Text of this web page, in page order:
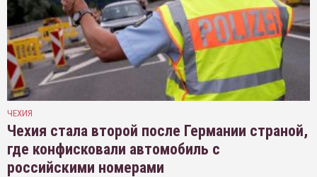
ЧЕХИЯ
Чехия стала второй после Германии страной,
где конфисковали автомобиль с
российскими номерами